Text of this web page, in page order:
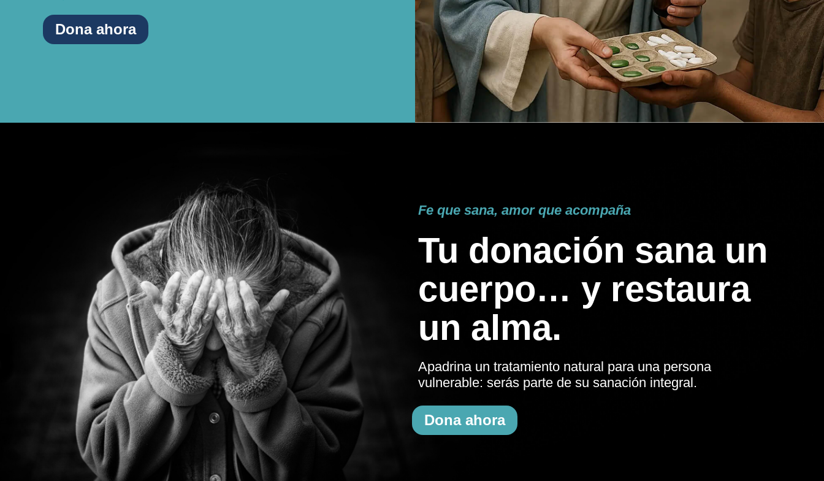
Dona ahora
Fe que sana, amor que acompaña
Tu donación sana un
cuerpo… y restaura
un alma.
Apadrina un tratamiento natural para una persona
vulnerable: serás parte de su sanación integral.
Dona ahora